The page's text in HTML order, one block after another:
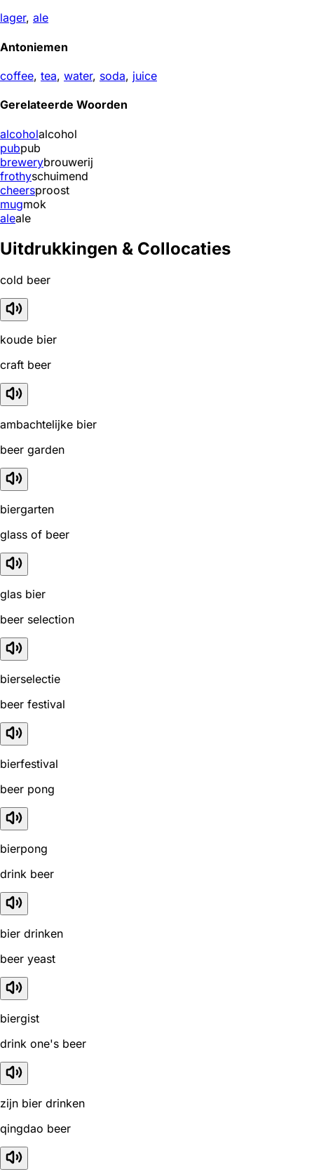
lager, ale
Antoniemen
coffee, tea, water, soda, juice
Gerelateerde Woorden
alcoholalcohol
pubpub
brewerybrouwerij
frothyschuimend
cheersproost
mugmok
aleale
Uitdrukkingen & Collocaties
cold beer
koude bier
craft beer
ambachtelijke bier
beer garden
biergarten
glass of beer
glas bier
beer selection
bierselectie
beer festival
bierfestival
beer pong
bierpong
drink beer
bier drinken
beer yeast
biergist
drink one's beer
zijn bier drinken
qingdao beer